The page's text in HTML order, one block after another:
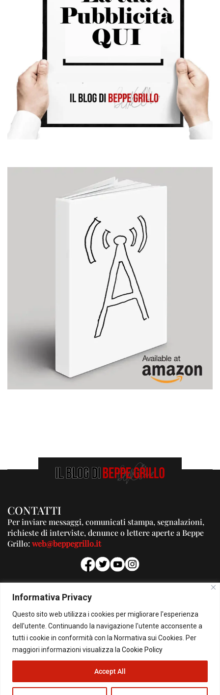
Informativa Privacy
Questo sito web utilizza i cookies per migliorare l'esperienza
dell'utente. Continuando la navigazione l'utente acconsente a
tutti i cookie in conformità con la Normativa sui Cookies. Per
maggiori informazioni visualizza la Cookie Policy
Accept All
CONTATTI
Per inviare messaggi, comunicati stampa, segnalazioni,
richieste di interviste, denunce o lettere aperte a Beppe
Grillo:web@beppegrillo.it
PUBBLICITA'
Per la tua pubblicità su questo Blog:
pubblicita@beppegrillo.it
© Copyright 2026 - Il Blog di Beppe Grillo. All Rights Reserved - Powered by
happygrafic.com